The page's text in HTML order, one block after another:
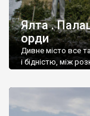
Ялта .
орди
Дивне місто все
і бідністю, між